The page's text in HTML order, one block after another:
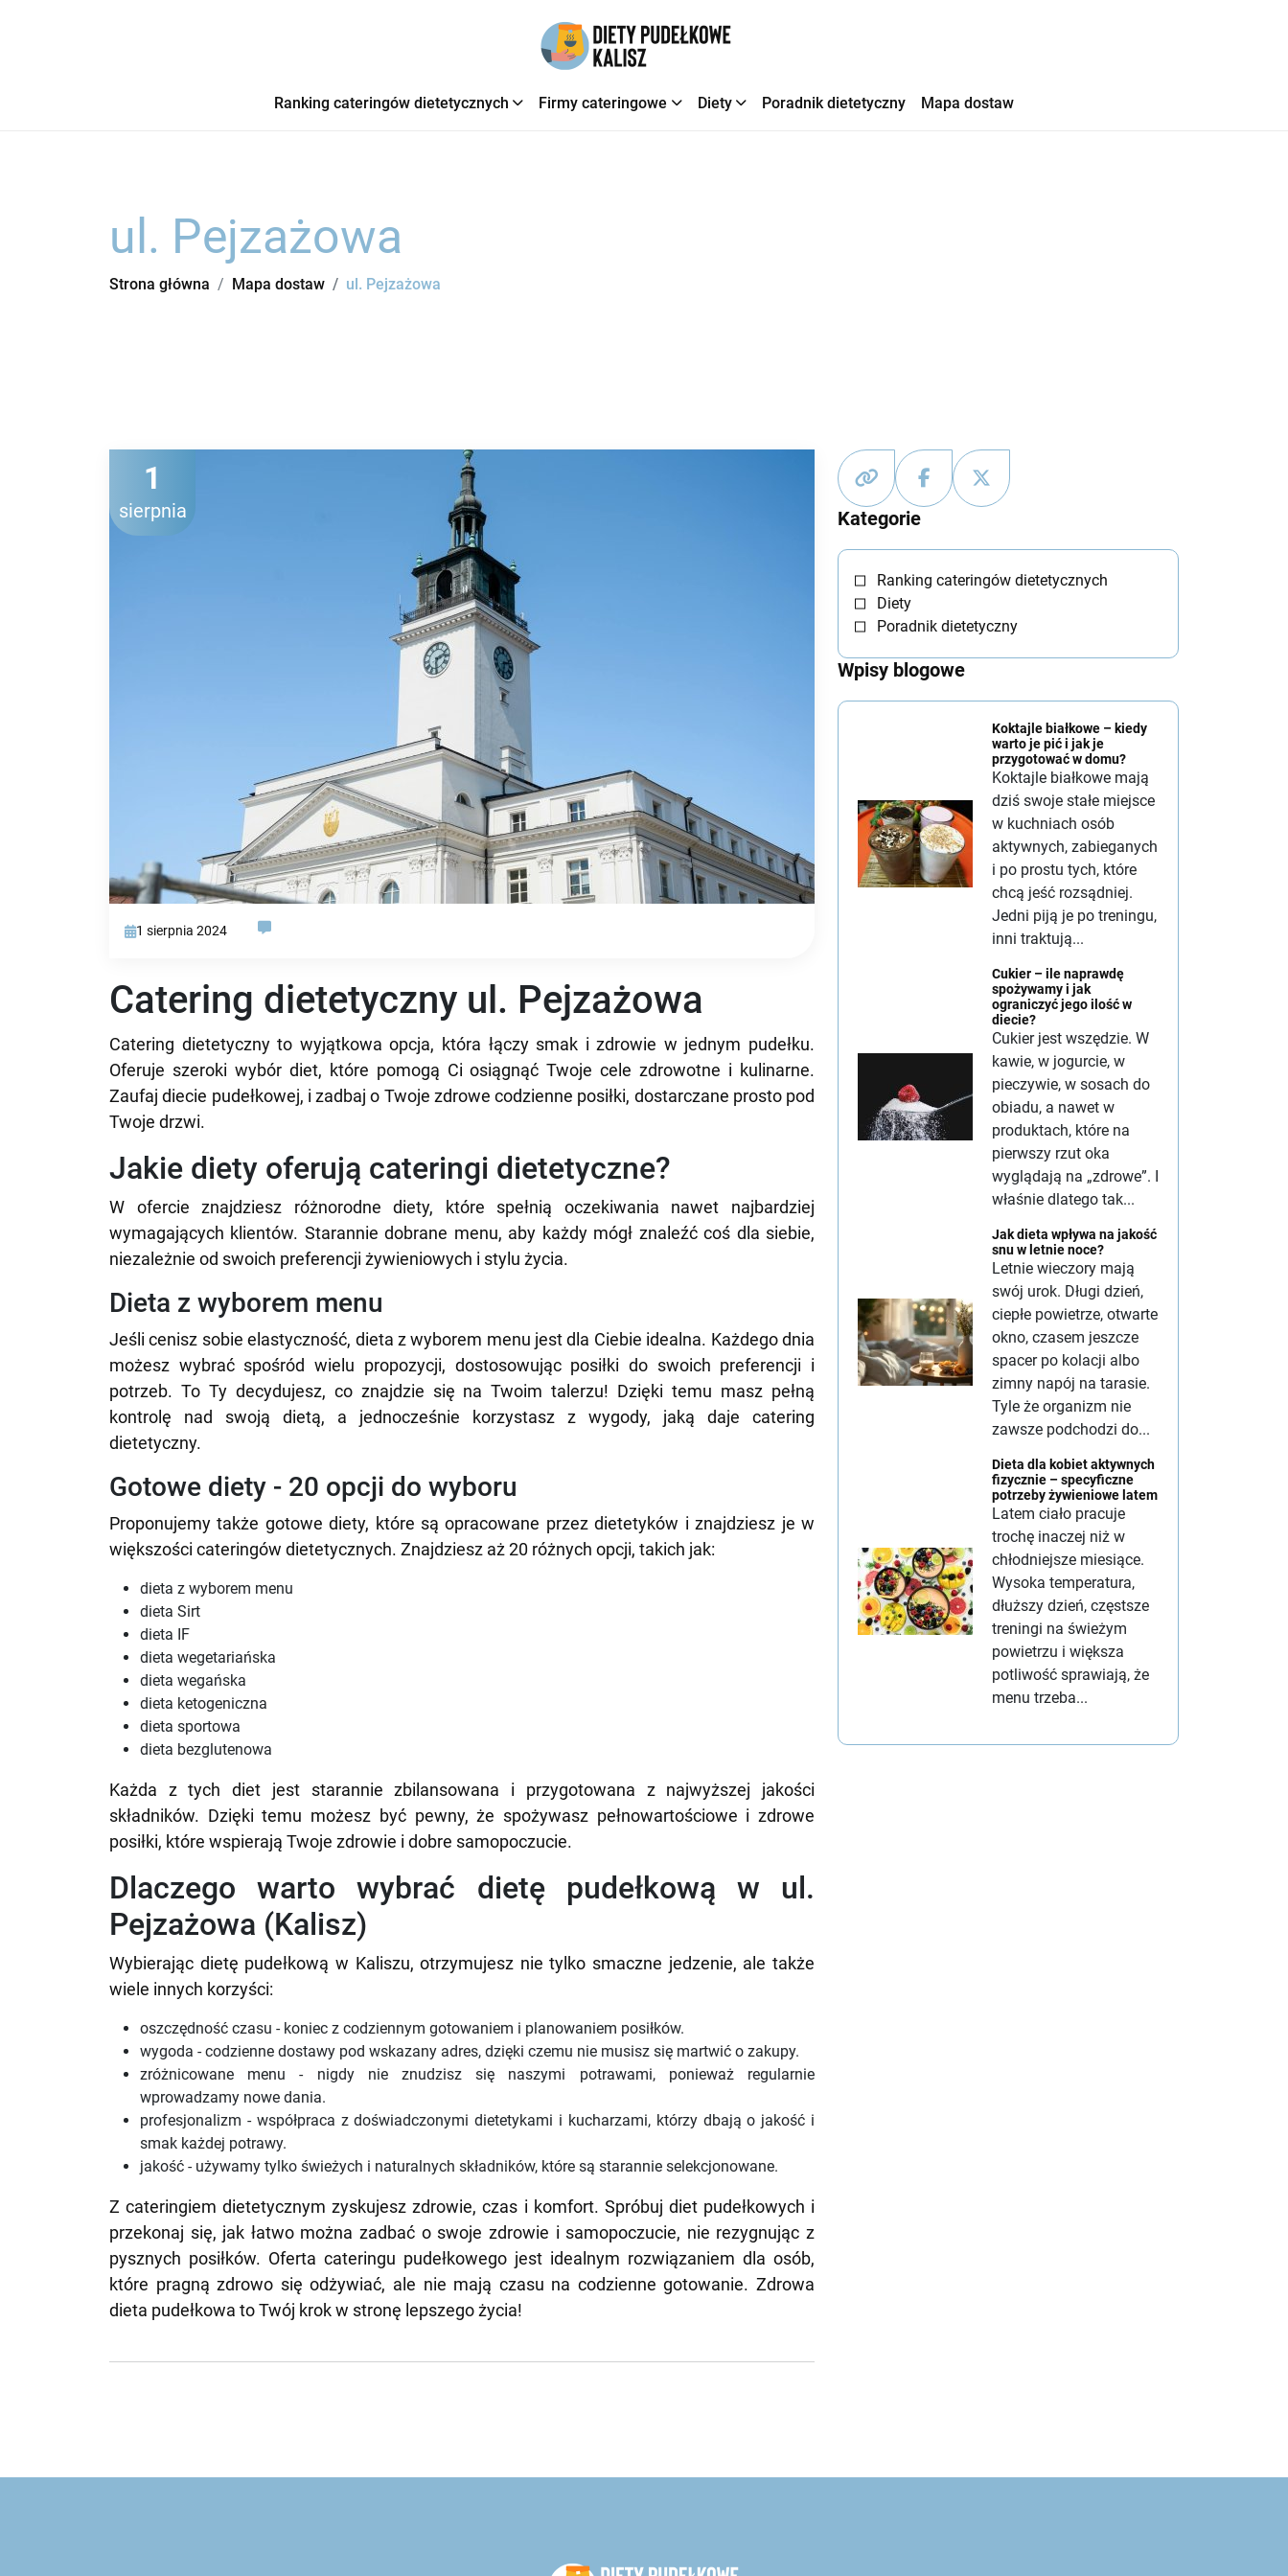
Ranking cateringów dietetycznych Firmy cateringowe Diety Poradnik dietetyczny Mapa dostaw
ul. Pejzażowa
Strona główna Mapa dostaw ul. Pejzażowa
1 sierpnia 2024
1
sierpnia
Catering dietetyczny ul. Pejzażowa
Catering dietetyczny to wyjątkowa opcja, która łączy smak i zdrowie w jednym pudełku.
Oferuje szeroki wybór diet, które pomogą Ci osiągnąć Twoje cele zdrowotne i kulinarne.
Zaufaj diecie pudełkowej, i zadbaj o Twoje zdrowe codzienne posiłki, dostarczane prosto pod
Twoje drzwi.
Jakie diety oferują cateringi dietetyczne?
W ofercie znajdziesz różnorodne diety, które spełnią oczekiwania nawet najbardziej
wymagających klientów. Starannie dobrane menu, aby każdy mógł znaleźć coś dla siebie,
niezależnie od swoich preferencji żywieniowych i stylu życia.
Dieta z wyborem menu
Jeśli cenisz sobie elastyczność, dieta z wyborem menu jest dla Ciebie idealna. Każdego dnia
możesz wybrać spośród wielu propozycji, dostosowując posiłki do swoich preferencji i
potrzeb. To Ty decydujesz, co znajdzie się na Twoim talerzu! Dzięki temu masz pełną
kontrolę nad swoją dietą, a jednocześnie korzystasz z wygody, jaką daje catering
dietetyczny.
Gotowe diety - 20 opcji do wyboru
Proponujemy także gotowe diety, które są opracowane przez dietetyków i znajdziesz je w
większości cateringów dietetycznych. Znajdziesz aż 20 różnych opcji, takich jak:
dieta z wyborem menu
dieta Sirt
dieta IF
dieta wegetariańska
dieta wegańska
dieta ketogeniczna
dieta sportowa
dieta bezglutenowa
Każda z tych diet jest starannie zbilansowana i przygotowana z najwyższej jakości
składników. Dzięki temu możesz być pewny, że spożywasz pełnowartościowe i zdrowe
posiłki, które wspierają Twoje zdrowie i dobre samopoczucie.
Dlaczego warto wybrać dietę pudełkową w ul.
Pejzażowa (Kalisz)
Wybierając dietę pudełkową w Kaliszu, otrzymujesz nie tylko smaczne jedzenie, ale także
wiele innych korzyści:
oszczędność czasu - koniec z codziennym gotowaniem i planowaniem posiłków.
wygoda - codzienne dostawy pod wskazany adres, dzięki czemu nie musisz się martwić o zakupy.
zróżnicowane menu - nigdy nie znudzisz się naszymi potrawami, ponieważ regularnie
wprowadzamy nowe dania.
profesjonalizm - współpraca z doświadczonymi dietetykami i kucharzami, którzy dbają o jakość i
smak każdej potrawy.
jakość - używamy tylko świeżych i naturalnych składników, które są starannie selekcjonowane.
Z cateringiem dietetycznym zyskujesz zdrowie, czas i komfort. Spróbuj diet pudełkowych i
przekonaj się, jak łatwo można zadbać o swoje zdrowie i samopoczucie, nie rezygnując z
pysznych posiłków. Oferta cateringu pudełkowego jest idealnym rozwiązaniem dla osób,
które pragną zdrowo się odżywiać, ale nie mają czasu na codzienne gotowanie. Zdrowa
dieta pudełkowa to Twój krok w stronę lepszego życia!
Kategorie
Ranking cateringów dietetycznych
Diety
Poradnik dietetyczny
Wpisy blogowe
Koktajle białkowe – kiedy
warto je pić i jak je
przygotować w domu?
Koktajle białkowe mają
dziś swoje stałe miejsce
w kuchniach osób
aktywnych, zabieganych
i po prostu tych, które
chcą jeść rozsądniej.
Jedni piją je po treningu,
inni traktują...
Cukier – ile naprawdę
spożywamy i jak
ograniczyć jego ilość w
diecie?
Cukier jest wszędzie. W
kawie, w jogurcie, w
pieczywie, w sosach do
obiadu, a nawet w
produktach, które na
pierwszy rzut oka
wyglądają na „zdrowe”. I
właśnie dlatego tak...
Jak dieta wpływa na jakość
snu w letnie noce?
Letnie wieczory mają
swój urok. Długi dzień,
ciepłe powietrze, otwarte
okno, czasem jeszcze
spacer po kolacji albo
zimny napój na tarasie.
Tyle że organizm nie
zawsze podchodzi do...
Dieta dla kobiet aktywnych
fizycznie – specyficzne
potrzeby żywieniowe latem
Latem ciało pracuje
trochę inaczej niż w
chłodniejsze miesiące.
Wysoka temperatura,
dłuższy dzień, częstsze
treningi na świeżym
powietrzu i większa
potliwość sprawiają, że
menu trzeba...